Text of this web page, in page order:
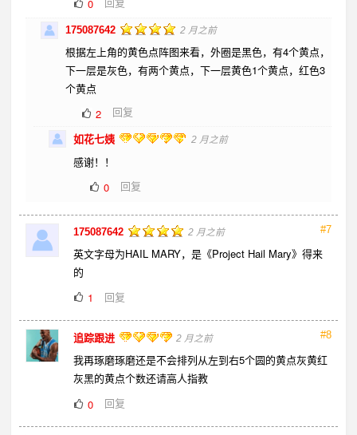
0
175087642 2 月之前
根据左上角的黄色点阵图来看，外圈是黑色，有4个黄点，
下一层是灰色，有两个黄点，下一层黄色1个黄点，红色3
个黄点
2
回复
如花七姨 2 月之前
感谢！！
0
回复
#7
175087642 2 月之前
英文字母为HAIL MARY，是《Project Hail Mary》得来
的
1
回复
#8
追踪跟进 2 月之前
我再琢磨琢磨还是不会排列从左到右5个圆的黄点灰黄红
灰黑的黄点个数还请高人指教
0
回复